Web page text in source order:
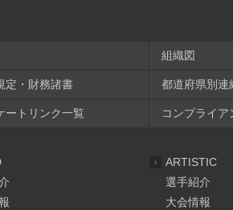
組織図
定・財務諸書 都道府県別連
ートリンク一覧 コンプライア
ARTISTIC
選手紹介
大会情報